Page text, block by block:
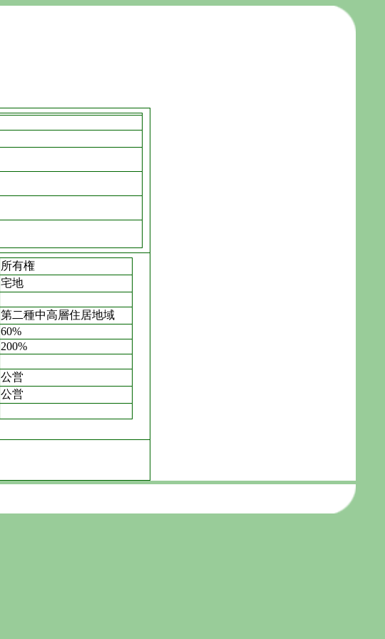
所有権
宅地
第二種中高層住居地域
60%
200%
公営
公営